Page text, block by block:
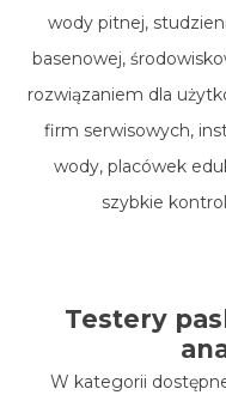
wody pitnej,
basenowej,
rozwiązaniem dla
firm serwisowych,
wody, placówek
szybkie
Testery
W kategorii